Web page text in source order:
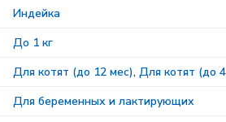
Индейка
До 1 кг
Для котят (до 12 мес), Для котят (до
Для беременных и лактирующих